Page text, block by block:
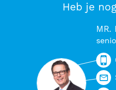
Heb je
MR.